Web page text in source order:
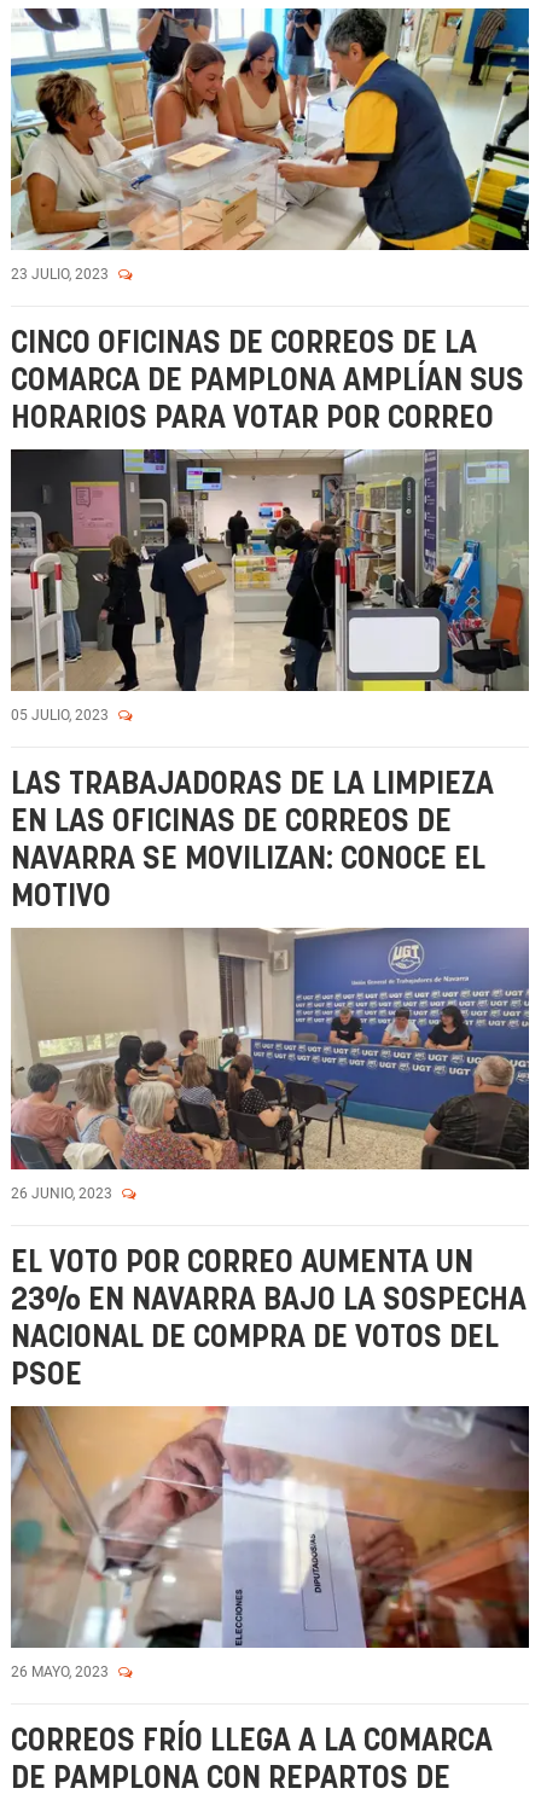
23 JULIO, 2023
CINCO OFICINAS DE CORREOS DE LA
COMARCA DE PAMPLONA AMPLÍAN SUS
HORARIOS PARA VOTAR POR CORREO
05 JULIO, 2023
LAS TRABAJADORAS DE LA LIMPIEZA
EN LAS OFICINAS DE CORREOS DE
NAVARRA SE MOVILIZAN: CONOCE EL
MOTIVO
26 JUNIO, 2023
EL VOTO POR CORREO AUMENTA UN
23% EN NAVARRA BAJO LA SOSPECHA
NACIONAL DE COMPRA DE VOTOS DEL
PSOE
26 MAYO, 2023
CORREOS FRÍO LLEGA A LA COMARCA
DE PAMPLONA CON REPARTOS DE